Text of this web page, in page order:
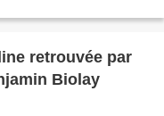
retrouvée par
Biolay